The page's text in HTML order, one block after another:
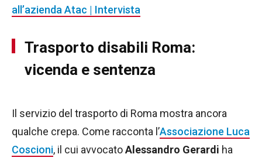
all’azienda Atac | Intervista
Trasporto disabili Roma:
vicenda e sentenza
Il servizio del trasporto di Roma mostra ancora
qualche crepa. Come racconta l’Associazione Luca
Coscioni, il cui avvocatoAlessandro Gerardi ha